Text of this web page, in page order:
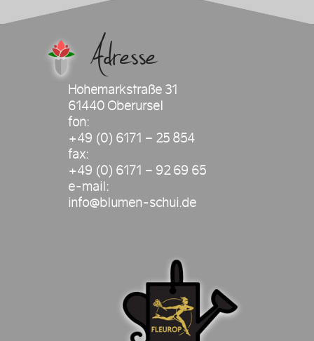
Adresse
Hohemarkstraße 31
61440 Oberursel
fon:
+49 (0) 6171 – 25 854
fax:
+49 (0) 6171 – 92 69 65
e-mail:
info@blumen-schui.de